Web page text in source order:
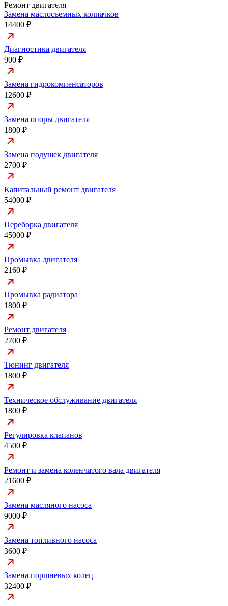
Ремонт двигателя
Замена маслосъемных колпачков
14400 ₽
Диагностика двигателя
900 ₽
Замена гидрокомпенсаторов
12600 ₽
Замена опоры двигателя
1800 ₽
Замена подушек двигателя
2700 ₽
Капитальный ремонт двигателя
54000 ₽
Переборка двигателя
45000 ₽
Промывка двигателя
2160 ₽
Промывка радиатора
1800 ₽
Ремонт двигателя
2700 ₽
Тюнинг двигателя
1800 ₽
Техническое обслуживание двигателя
1800 ₽
Регулировка клапанов
4500 ₽
Ремонт и замена коленчатого вала двигателя
21600 ₽
Замена масляного насоса
9000 ₽
Замена топливного насоса
3600 ₽
Замена поршневых колец
32400 ₽